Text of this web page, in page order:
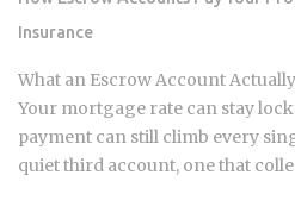
graphics processing unit
workloads rather than model
workload profile favors
inference requires
minimize latency, rather than the
Insurance
What an Escrow Account
Your mortgage rate can stay
payment can still climb every
quiet third account, one that